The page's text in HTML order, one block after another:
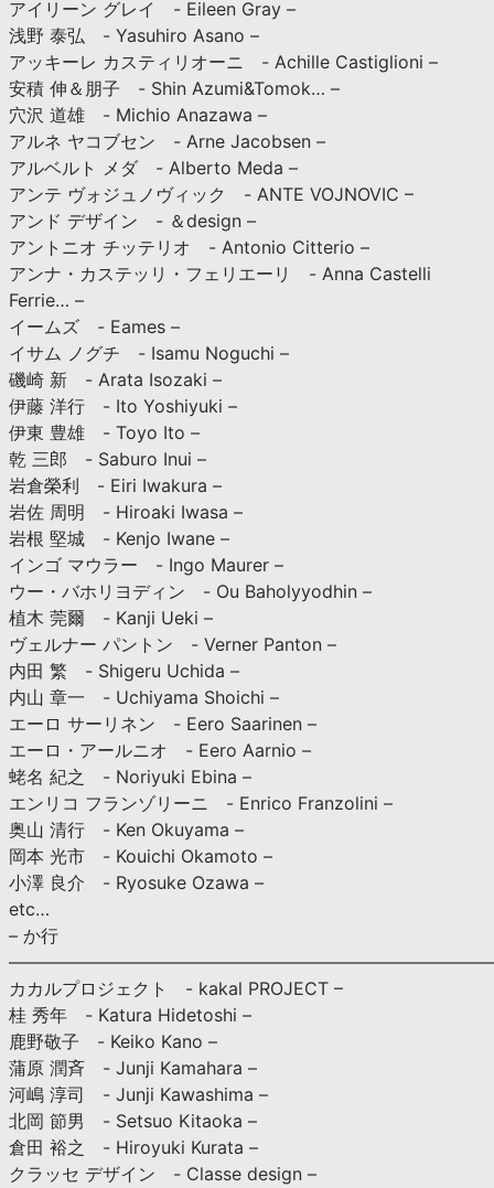
アイリーン グレイ - Eileen Gray –
浅野 泰弘 - Yasuhiro Asano –
アッキーレ カスティリオーニ - Achille Castiglioni –
安積 伸＆朋子 - Shin Azumi&Tomok… –
穴沢 道雄 - Michio Anazawa –
アルネ ヤコブセン - Arne Jacobsen –
アルベルト メダ - Alberto Meda –
アンテ ヴォジュノヴィック - ANTE VOJNOVIC –
アンド デザイン - ＆design –
アントニオ チッテリオ - Antonio Citterio –
アンナ・カステッリ・フェリエーリ - Anna Castelli
Ferrie… –
イームズ - Eames –
イサム ノグチ - Isamu Noguchi –
磯崎 新 - Arata Isozaki –
伊藤 洋行 - Ito Yoshiyuki –
伊東 豊雄 - Toyo Ito –
乾 三郎 - Saburo Inui –
岩倉榮利 - Eiri Iwakura –
岩佐 周明 - Hiroaki Iwasa –
岩根 堅城 - Kenjo Iwane –
インゴ マウラー - Ingo Maurer –
ウー・バホリヨディン - Ou Baholyyodhin –
植木 莞爾 - Kanji Ueki –
ヴェルナー パントン - Verner Panton –
内田 繁 - Shigeru Uchida –
内山 章一 - Uchiyama Shoichi –
エーロ サーリネン - Eero Saarinen –
エーロ・アールニオ - Eero Aarnio –
蛯名 紀之 - Noriyuki Ebina –
エンリコ フランゾリーニ - Enrico Franzolini –
奥山 清行 - Ken Okuyama –
岡本 光市 - Kouichi Okamoto –
小澤 良介 - Ryosuke Ozawa –
etc…
– か行
カカルプロジェクト - kakal PROJECT –
桂 秀年 - Katura Hidetoshi –
鹿野敬子 - Keiko Kano –
蒲原 潤斉 - Junji Kamahara –
河嶋 淳司 - Junji Kawashima –
北岡 節男 - Setsuo Kitaoka –
倉田 裕之 - Hiroyuki Kurata –
クラッセ デザイン - Classe design –